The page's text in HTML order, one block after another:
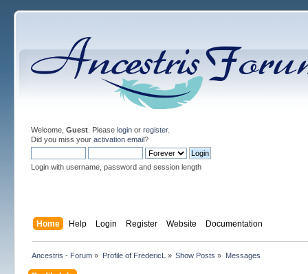
Welcome, Guest. Please loginor register.
Did you miss your activation email?
Login with username, password and session length
Home Help Login Register Website Documentation
Ancestris - Forum » Profile of FredericL » Show Posts » Messages